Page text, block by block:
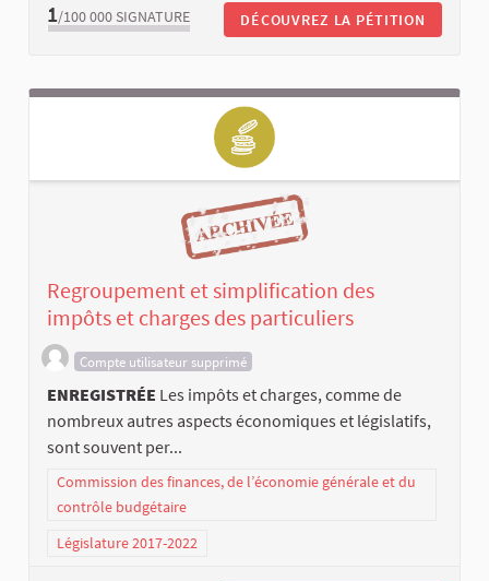
1/100 000 SIGNATURE DÉCOUVREZ LA PÉTITION
Regroupement et simplification des
impôts et charges des particuliers
Compte utilisateur supprimé
ENREGISTRÉE Les impôts et charges, comme de
nombreux autres aspects économiques et législatifs,
sont souvent per...
Commission des finances, de l’économie générale et du
contrôle budgétaire
Législature 2017-2022